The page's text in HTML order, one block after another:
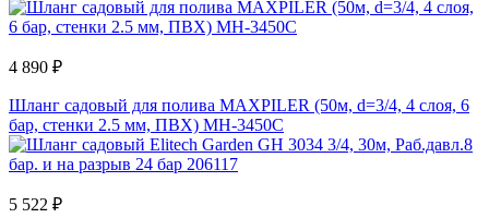
4 890 ₽
Шланг садовый для полива MAXPILER (50м, d=3/4, 4 слоя, 6
бар, стенки 2.5 мм, ПВХ) MH-3450C
5 522 ₽